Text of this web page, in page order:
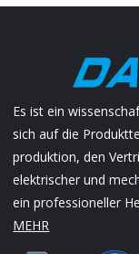
Es ist ein
sich auf die
produktion, den
elektrischer und
ein professioneller
MEHR